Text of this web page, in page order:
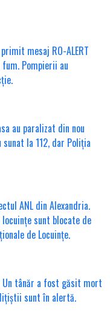
mesaj RO-ALERT
fum. Pompierii au
au paralizat din nou
la 112, dar Poliția
ANL din Alexandria.
sunt blocate de
de Locuințe.
Un tânăr a fost găsit mort
sunt în alertă.